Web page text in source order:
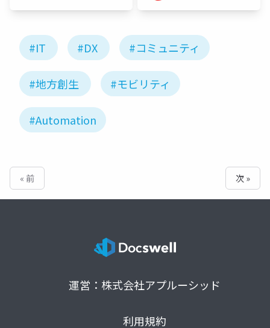
#IT #DX #コミュニティ
#地方創生 #モビリティ
#Automation
« 前 次 »
運営：株式会社アプルーシッド
利用規約